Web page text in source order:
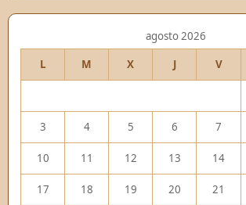
agosto 2026
L
M X J V
3 4 5 6 7
10 11 12 13 14
17 18 19 20 21